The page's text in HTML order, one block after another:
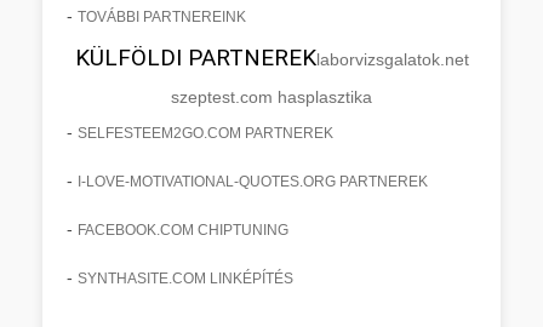
- TOVÁBBI PARTNEREINK
KÜLFÖLDI PARTNEREKlaborvizsgalatok.net
szeptest.com hasplasztika
- SELFESTEEM2GO.COM PARTNEREK
- I-LOVE-MOTIVATIONAL-QUOTES.ORG PARTNEREK
- FACEBOOK.COM CHIPTUNING
- SYNTHASITE.COM LINKÉPÍTÉS